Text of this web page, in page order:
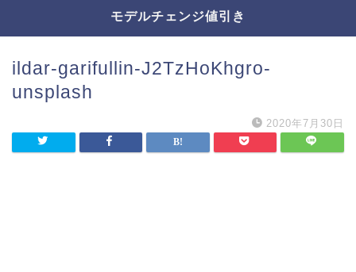
モデルチェンジ値引き
ildar-garifullin-J2TzHoKhgro-
unsplash
2020年7月30日